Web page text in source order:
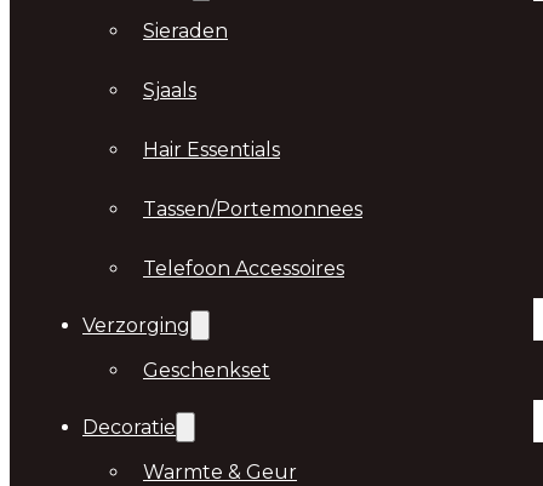
Sieraden
Sjaals
Hair Essentials
Tassen/Portemonnees
Telefoon Accessoires
Verzorging
Geschenkset
Decoratie
Warmte & Geur